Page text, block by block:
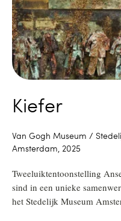
Kiefer
Van Gogh Museum /
Amsterdam, 2025
Tweeluiktentoonstelling
sind in een unieke
het Stedelijk Museum